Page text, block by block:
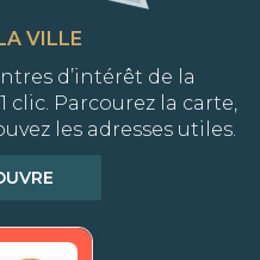
VILLE
d’intérêt de la
clic. Parcourez la carte,
les adresses utiles.